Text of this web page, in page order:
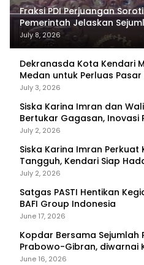
Fraksi PDI Perjuangan
Pemerintah Jelaskan
Tercapai
July 8, 2026
Dekranasda Kota Kendari
Medan untuk Perluas Pasar
Primadona
July 3, 2026
Siska Karina Imran dan
Bertukar Gagasan, Inovasi
Fokus Diskusi
July 2, 2026
Siska Karina Imran
Tangguh, Kendari Siap
dan Bencana
July 2, 2026
Satgas PASTI Hentikan
BAFI Group Indonesia
June 17, 2026
Kopdar Bersama Sejumlah
Prabowo-Gibran, diwarnai
June 16, 2026